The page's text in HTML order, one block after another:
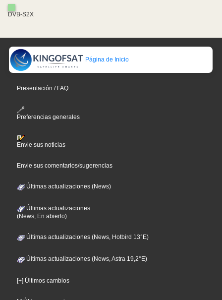
DVB-S2X
Página de Inicio
Presentación / FAQ
Preferencias generales
Envie sus noticias
Envie sus comentarios/sugerencias
Últimas actualizaciones (News)
Últimas actualizaciones
(News, En abierto)
Últimas actualizaciones (News, Hotbird 13°E)
Últimas actualizaciones (News, Astra 19,2°E)
[+] Últimos cambios